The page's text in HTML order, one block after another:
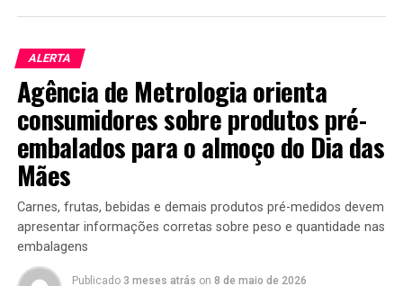
ALERTA
Agência de Metrologia orienta
consumidores sobre produtos pré-
embalados para o almoço do Dia das
Mães
Carnes, frutas, bebidas e demais produtos pré-medidos devem
apresentar informações corretas sobre peso e quantidade nas
embalagens
Publicado 3 meses atrás on 8 de maio de 2026